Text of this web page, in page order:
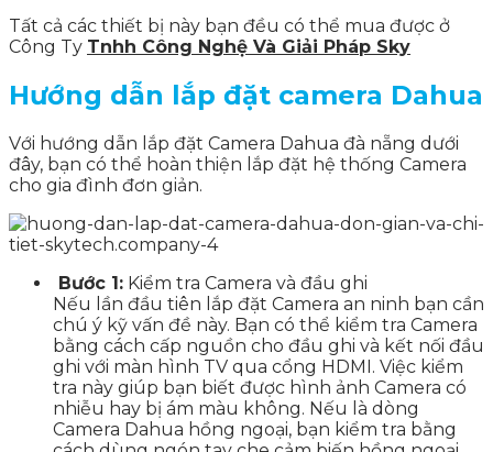
Tất cả các thiết bị này bạn đều có thể mua được ở
Công Ty Tnhh Công Nghệ Và Giải Pháp Sky
Hướng dẫn lắp đặt camera Dahua
Với hướng dẫn lắp đặt Camera Dahua đà nẵng dưới
đây, bạn có thể hoàn thiện lắp đặt hệ thống Camera
cho gia đình đơn giản.
Bước 1: Kiểm tra Camera và đầu ghi
Nếu lần đầu tiên lắp đặt Camera an ninh bạn cần
chú ý kỹ vấn đề này. Bạn có thể kiểm tra Camera
bằng cách cấp nguồn cho đầu ghi và kết nối đầu
ghi với màn hình TV qua cổng HDMI. Việc kiểm
tra này giúp bạn biết được hình ảnh Camera có
nhiễu hay bị ám màu không. Nếu là dòng
Camera Dahua hồng ngoại, bạn kiểm tra bằng